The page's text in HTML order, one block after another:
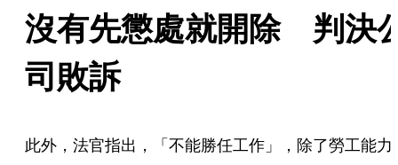
沒有先懲處就開除　判決
司敗訴
此外，法官指出，「不能勝任工作」，除了勞工能力